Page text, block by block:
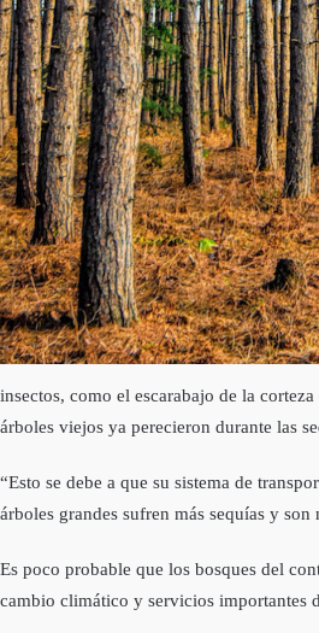
insectos, como el escarabajo de la
árboles viejos ya perecieron durante las
“Esto se debe a que su sistema de
árboles grandes sufren más sequías y son
Es poco probable que los bosques del
cambio climático y servicios importantes